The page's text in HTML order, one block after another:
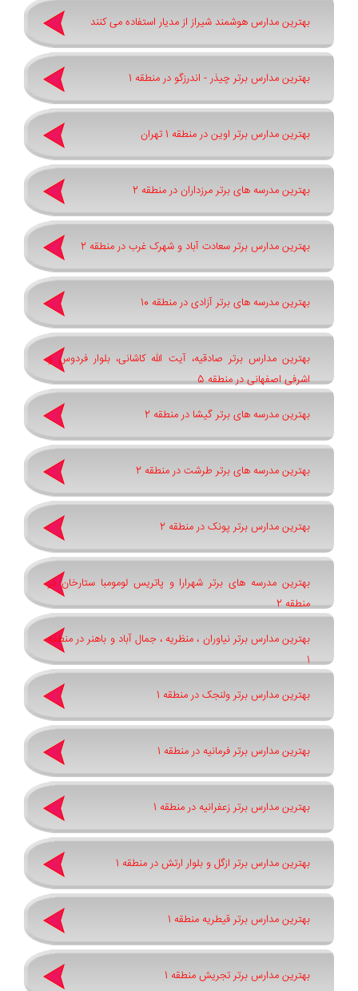
بهترین مدارس هوشمند شیراز از مدیار استفاده می کنند
بهترین مدارس برتر چیذر - اندرزگو در منطقه 1
بهترین مدارس برتر اوین در منطقه 1 تهران
بهترین مدرسه های برتر مرزداران در منطقه 2
بهترین مدارس برتر سعادت آباد و شهرک غرب در منطقه 2
بهترین مدرسه های برتر آزادی در منطقه 10
بهترین مدارس برتر صادقیه، آیت الله کاشانی، بلوار فردوس و
اشرفی اصفهانی در منطقه 5
بهترین مدرسه های برتر گیشا در منطقه 2
بهترین مدرسه های برتر طرشت در منطقه 2
بهترین مدارس برتر پونک در منطقه 2
بهترین مدرسه های برتر شهرارا و پاتريس لومومبا ستارخان در
منطقه 2
بهترین مدارس برتر نیاوران ، منظریه ، جمال آباد و باهنر در منطقه
1
بهترین مدارس برتر ولنجک در منطقه 1
بهترین مدارس برتر فرمانیه در منطقه 1
بهترین مدارس برتر زعفرانیه در منطقه 1
بهترین مدارس برتر ازگل و بلوار ارتش در منطقه 1
بهترین مدارس برتر قیطریه منطقه 1
بهترین مدارس برتر تجریش منطقه 1